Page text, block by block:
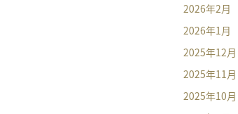
2026年2月
2026年1月
2025年12月
2025年11月
2025年10月